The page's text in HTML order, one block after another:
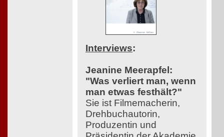
Interviews:
Jeanine Meerapfel:
"Was verliert man, wenn
man etwas festhält?"
Sie ist Filmemacherin,
Drehbuchautorin,
Produzentin und